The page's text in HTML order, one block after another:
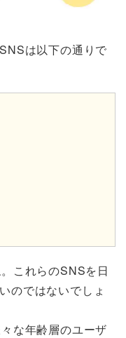
は以下の通りで
これらのSNSを日
のではないでしょ
な年齢層のユーザ